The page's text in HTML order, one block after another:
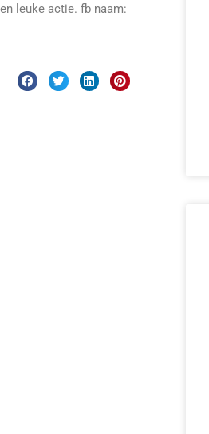
leuke actie. fb naam: